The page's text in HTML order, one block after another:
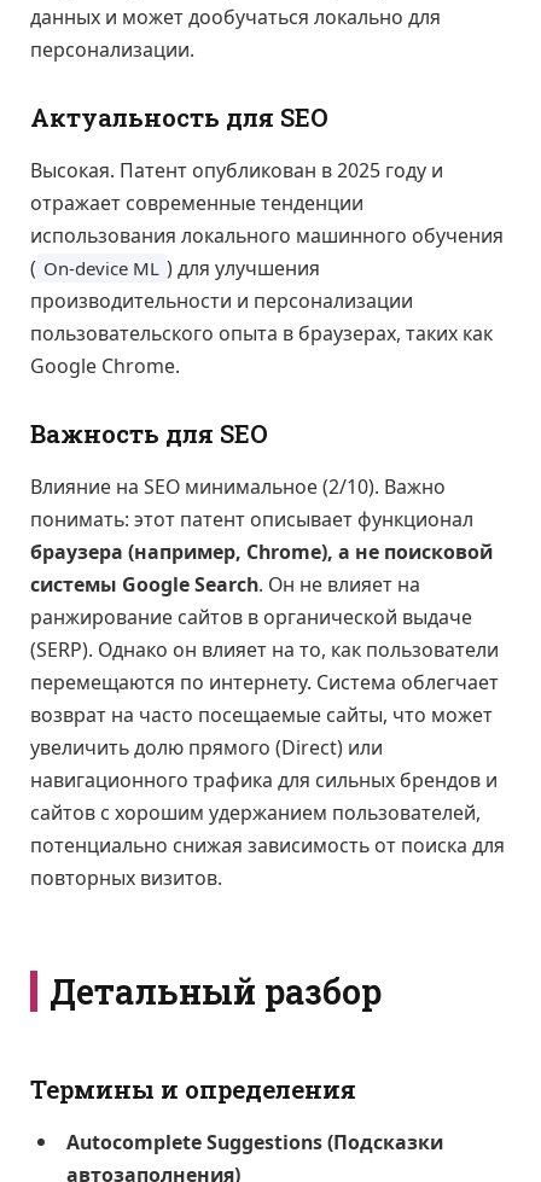
данных и может дообучаться локально для
персонализации.
Актуальность для SEO
Высокая. Патент опубликован в 2025 году и
отражает современные тенденции
использования локального машинного обучения
( On-device ML ) для улучшения
производительности и персонализации
пользовательского опыта в браузерах, таких как
Google Chrome.
Важность для SEO
Влияние на SEO минимальное (2/10). Важно
понимать: этот патент описывает функционал
браузера (например, Chrome), а не поисковой
системы Google Search. Он не влияет на
ранжирование сайтов в органической выдаче
(SERP). Однако он влияет на то, как пользователи
перемещаются по интернету. Система облегчает
возврат на часто посещаемые сайты, что может
увеличить долю прямого (Direct) или
навигационного трафика для сильных брендов и
сайтов с хорошим удержанием пользователей,
потенциально снижая зависимость от поиска для
повторных визитов.
Детальный разбор
Термины и определения
Autocomplete Suggestions (Подсказки
автозаполнения)